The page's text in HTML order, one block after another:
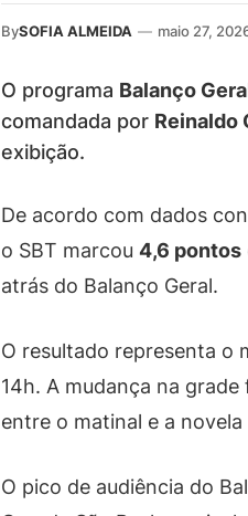
BySOFIA ALMEIDA — maio 27,
O programa Balanço
comandada por Reinaldo
exibição.
De acordo com dados
o SBT marcou 4,6 pontos
atrás do Balanço Geral.
O resultado representa o
14h. A mudança na
entre o matinal e a novela
O pico de audiência do